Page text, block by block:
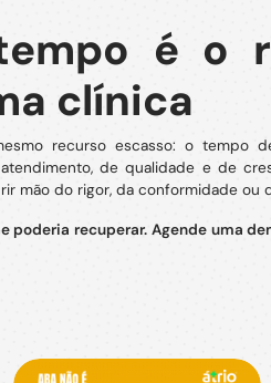
é o
clínica
recurso escasso: o tempo
de qualidade e de
mão do rigor, da conformidade ou
poderia recuperar. Agende uma